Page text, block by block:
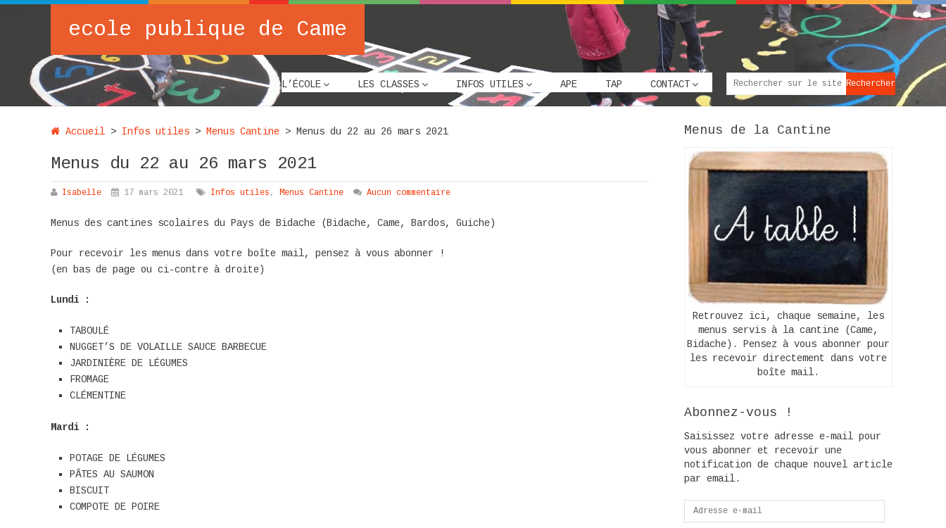
ecole publique de Came
L’ÉCOLE LES CLASSES INFOS UTILES APE TAP CONTACT
Accueil > Infos utiles > Menus Cantine > Menus du 22 au 26 mars 2021
Menus du 22 au 26 mars 2021
Isabelle 17 mars 2021 Infos utiles , Menus Cantine Aucun commentaire
Menus des cantines scolaires du Pays de Bidache (Bidache, Came, Bardos, Guiche)
Pour recevoir les menus dans votre boîte mail, pensez à vous abonner !
(en bas de page ou ci-contre à droite)
Lundi :
TABOULÉ
NUGGET’S DE VOLAILLE SAUCE BARBECUE
JARDINIÈRE DE LÉGUMES
FROMAGE
CLÉMENTINE
Mardi :
POTAGE DE LÉGUMES
PÂTES AU SAUMON
BISCUIT
COMPOTE DE POIRE
Menus de la Cantine
Retrouvez ici, chaque semaine, les
menus servis à la cantine (Came,
Bidache). Pensez à vous abonner pour
les recevoir directement dans votre
boîte mail.
Abonnez-vous !
Saisissez votre adresse e-mail pour
vous abonner et recevoir une
notification de chaque nouvel article
par email.
Adresse
e-